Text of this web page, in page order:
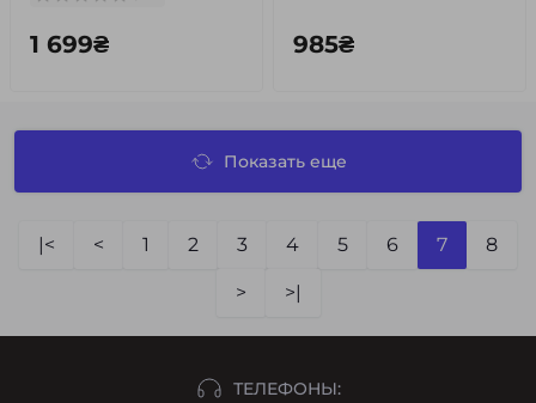
1 699₴ 985₴
Показать еще
|< < 1 2 3 4 5 6 7 8
> >|
ТЕЛЕФОНЫ: